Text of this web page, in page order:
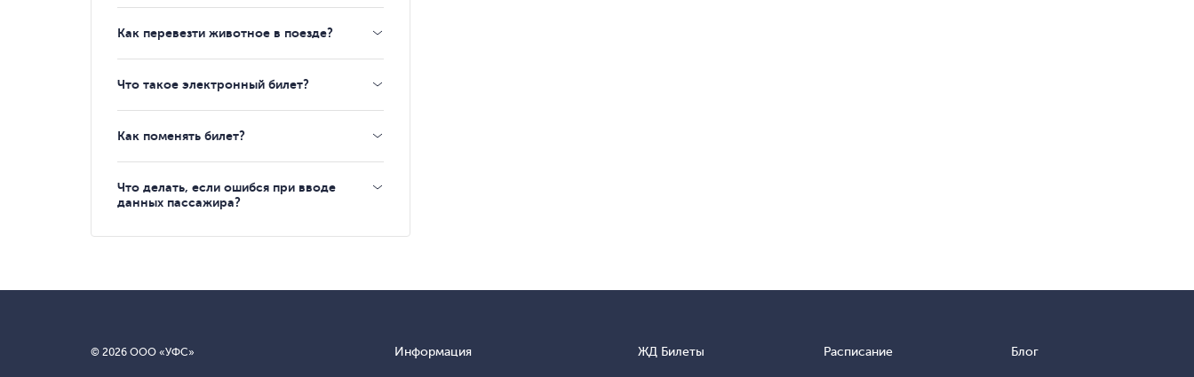
Как перевезти животное в поезде?
Что такое электронный билет?
Как поменять билет?
Что делать, если ошибся при вводе
данных пассажира?
© 2026 ООО «УФС» Информация ЖД Билеты Расписание Блог